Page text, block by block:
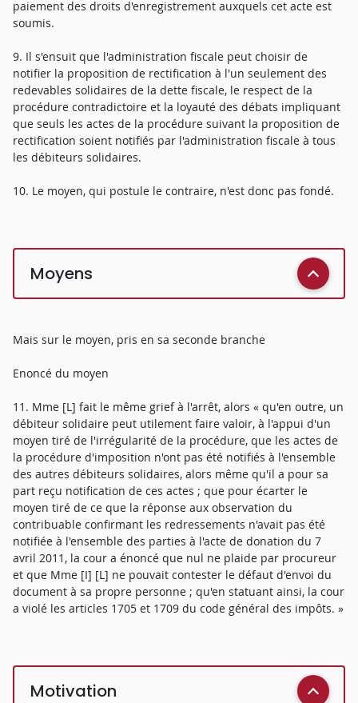
paiement des droits d'enregistrement auxquels cet acte est
soumis.
9. Il s'ensuit que l'administration fiscale peut choisir de
notifier la proposition de rectification à l'un seulement des
redevables solidaires de la dette fiscale, le respect de la
procédure contradictoire et la loyauté des débats impliquant
que seuls les actes de la procédure suivant la proposition de
rectification soient notifiés par l'administration fiscale à tous
les débiteurs solidaires.
10. Le moyen, qui postule le contraire, n'est donc pas fondé.
Moyens
Mais sur le moyen, pris en sa seconde branche
Enoncé du moyen
11. Mme [L] fait le même grief à l'arrêt, alors « qu'en outre, un
débiteur solidaire peut utilement faire valoir, à l'appui d'un
moyen tiré de l'irrégularité de la procédure, que les actes de
la procédure d'imposition n'ont pas été notifiés à l'ensemble
des autres débiteurs solidaires, alors même qu'il a pour sa
part reçu notification de ces actes ; que pour écarter le
moyen tiré de ce que la réponse aux observation du
contribuable confirmant les redressements n'avait pas été
notifiée à l'ensemble des parties à l'acte de donation du 7
avril 2011, la cour a énoncé que nul ne plaide par procureur
et que Mme [I] [L] ne pouvait contester le défaut d'envoi du
document à sa propre personne ; qu'en statuant ainsi, la cour
a violé les articles 1705 et 1709 du code général des impôts. »
Motivation